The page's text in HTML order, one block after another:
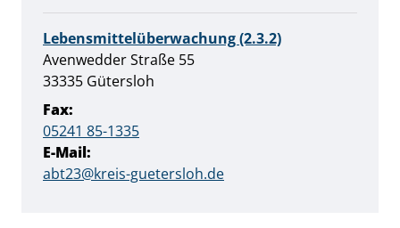
Lebensmittelüberwachung (2.3.2)
Straße:
Avenwedder Straße Hausnummer:
55
PLZ:
33335 Ort:
Gütersloh
Fax:
05241 85-1335
E-Mail:
abt23@kreis-guetersloh.de